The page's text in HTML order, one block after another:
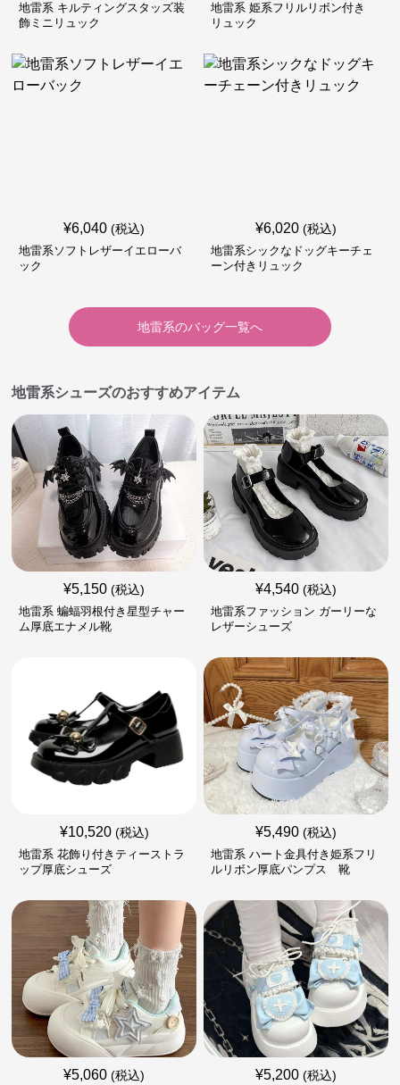
地雷系 キルティングスタッズ装
飾ミニリュック
地雷系 姫系フリルリボン付き
リュック
¥6,040 (税込)
地雷系ソフトレザーイエローバ
ック
¥6,020 (税込)
地雷系シックなドッグキーチェ
ーン付きリュック
地雷系のバッグ一覧へ
地雷系シューズのおすすめアイテム
¥5,150 (税込)
地雷系 蝙蝠羽根付き星型チャー
ム厚底エナメル靴
¥4,540 (税込)
地雷系ファッション ガーリーな
レザーシューズ
¥10,520 (税込)
地雷系 花飾り付きティーストラ
ップ厚底シューズ
¥5,490 (税込)
地雷系 ハート金具付き姫系フリ
ルリボン厚底パンプス 靴
¥5,060 (税込) ¥5,200 (税込)